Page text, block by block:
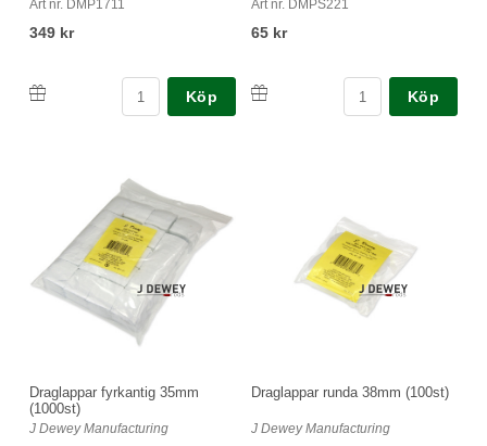
Art nr. DMP1711
349 kr
Köp
Art nr. DMPS221
65 kr
Köp
Draglappar fyrkantig 35mm
(1000st)
J Dewey Manufacturing
Draglappar runda 38mm (100st)
J Dewey Manufacturing